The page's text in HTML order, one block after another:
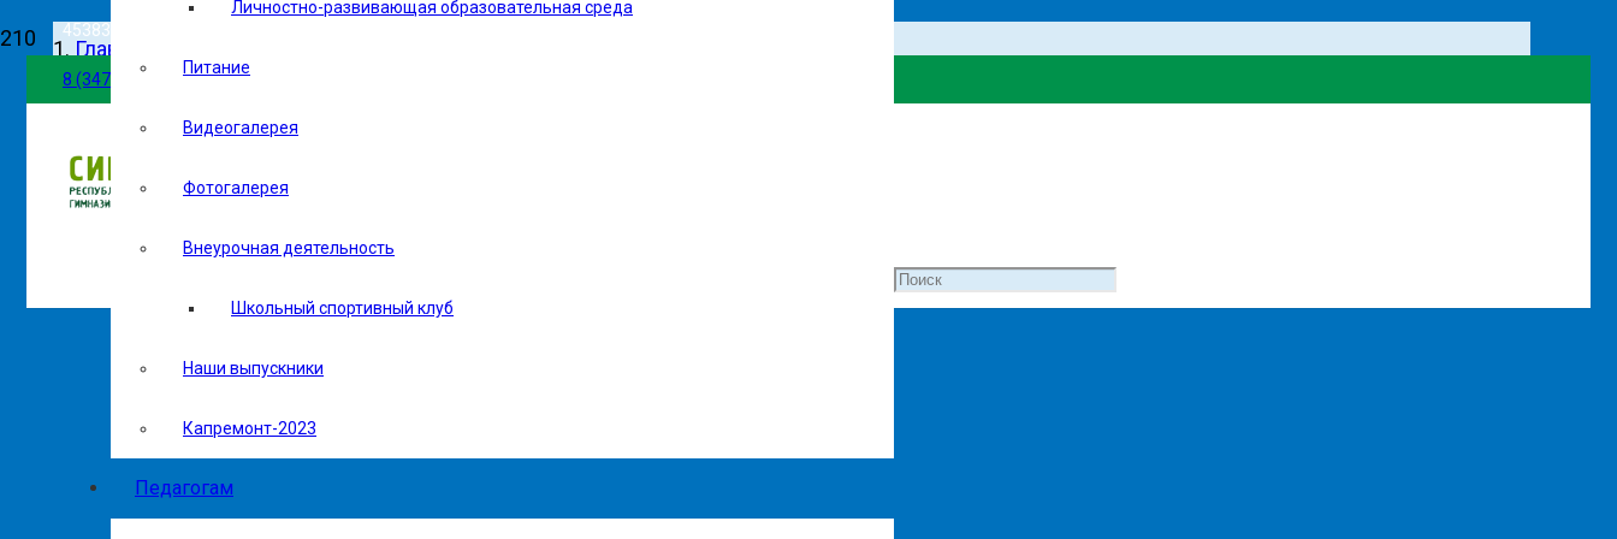
453837, г. Сибай, ул. Белова, 102
8 (34775) 5-27-01
gousgi@mail.ru
Личностно-развивающая образовательная среда
Питание
Видеогалерея
Фотогалерея
Внеурочная деятельность
Школьный спортивный клуб
Наши выпускники
Капремонт-2023
Педагогам
Главная